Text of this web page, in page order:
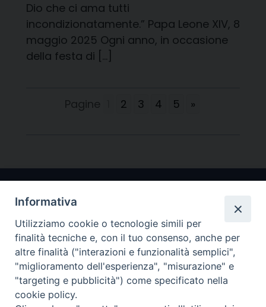
Dio che ci ama tutti
incondizionatamente.” Papa Leone XIV, 8
maggio 2025 Ogni anno, in occasione
della festa di […]
Pagine 2 3 4 5 »
Arcidiocesi di Ravenna-Cervia
CONTATTI
Informativa
Utilizziamo cookie o tecnologie simili per
finalità tecniche e, con il tuo consenso, anche per
altre finalità ("interazioni e funzionalità semplici",
"miglioramento dell'esperienza", "misurazione" e
"targeting e pubblicità") come specificato nella
cookie policy.